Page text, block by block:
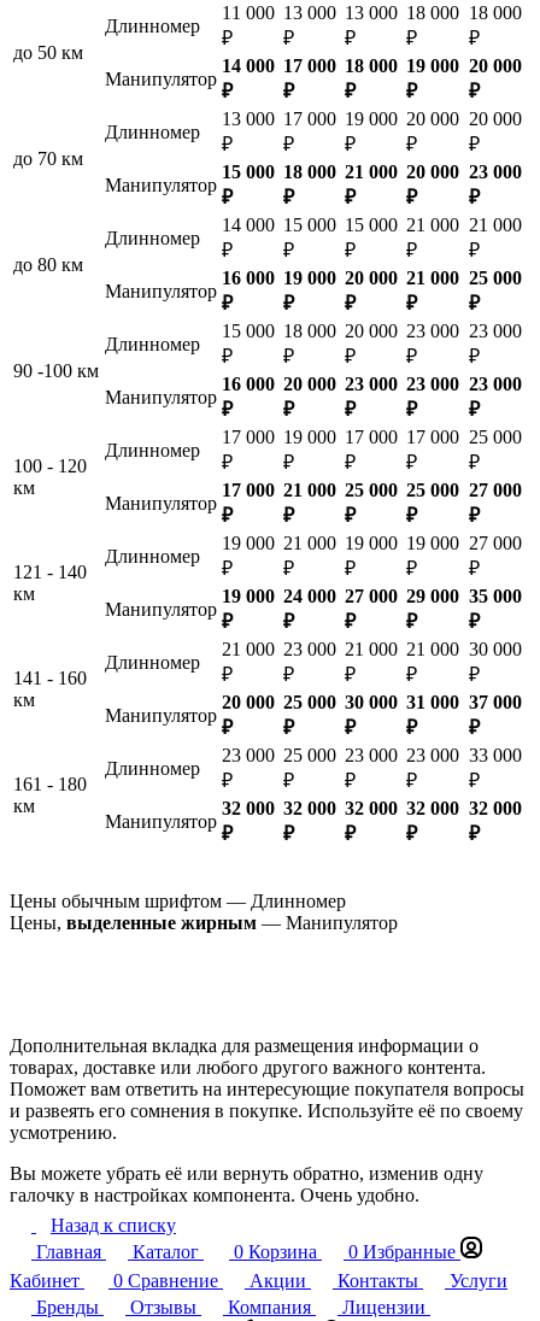
до 50 км
Длинномер
11 000
₽
13 000
₽
13 000
₽
18 000
₽
18 000
₽
Манипулятор
14 000
₽
17 000
₽
18 000
₽
19 000
₽
20 000
₽
до 70 км
Длинномер
13 000
₽
17 000
₽
19 000
₽
20 000
₽
20 000
₽
Манипулятор
15 000
₽
18 000
₽
21 000
₽
20 000
₽
23 000
₽
до 80 км
Длинномер
14 000
₽
15 000
₽
15 000
₽
21 000
₽
21 000
₽
Манипулятор
16 000
₽
19 000
₽
20 000
₽
21 000
₽
25 000
₽
90 -100 км
Длинномер
15 000
₽
18 000
₽
20 000
₽
23 000
₽
23 000
₽
Манипулятор
16 000
₽
20 000
₽
23 000
₽
23 000
₽
23 000
₽
100 - 120
км
Длинномер
17 000
₽
19 000
₽
17 000
₽
17 000
₽
25 000
₽
Манипулятор
17 000
₽
21 000
₽
25 000
₽
25 000
₽
27 000
₽
121 - 140
км
Длинномер
19 000
₽
21 000
₽
19 000
₽
19 000
₽
27 000
₽
Манипулятор
19 000
₽
24 000
₽
27 000
₽
29 000
₽
35 000
₽
141 - 160
км
Длинномер
21 000
₽
23 000
₽
21 000
₽
21 000
₽
30 000
₽
Манипулятор
20 000
₽
25 000
₽
30 000
₽
31 000
₽
37 000
₽
161 - 180
км
Длинномер
23 000
₽
25 000
₽
23 000
₽
23 000
₽
33 000
₽
Манипулятор
32 000
₽
32 000
₽
32 000
₽
32 000
₽
32 000
₽
Цены обычным шрифтом — Длинномер
Цены, выделенные жирным — Манипулятор
Дополнительная вкладка для размещения информации о
товарах, доставке или любого другого важного контента.
Поможет вам ответить на интересующие покупателя вопросы
и развеять его сомнения в покупке. Используйте её по своему
усмотрению.
Вы можете убрать её или вернуть обратно, изменив одну
галочку в настройках компонента. Очень удобно.
Назад к списку
Главная
Каталог 0 Корзина 0 Избранные
Кабинет
0 Сравнение Акции Контакты
Услуги
Бренды
Отзывы Компания
Лицензии